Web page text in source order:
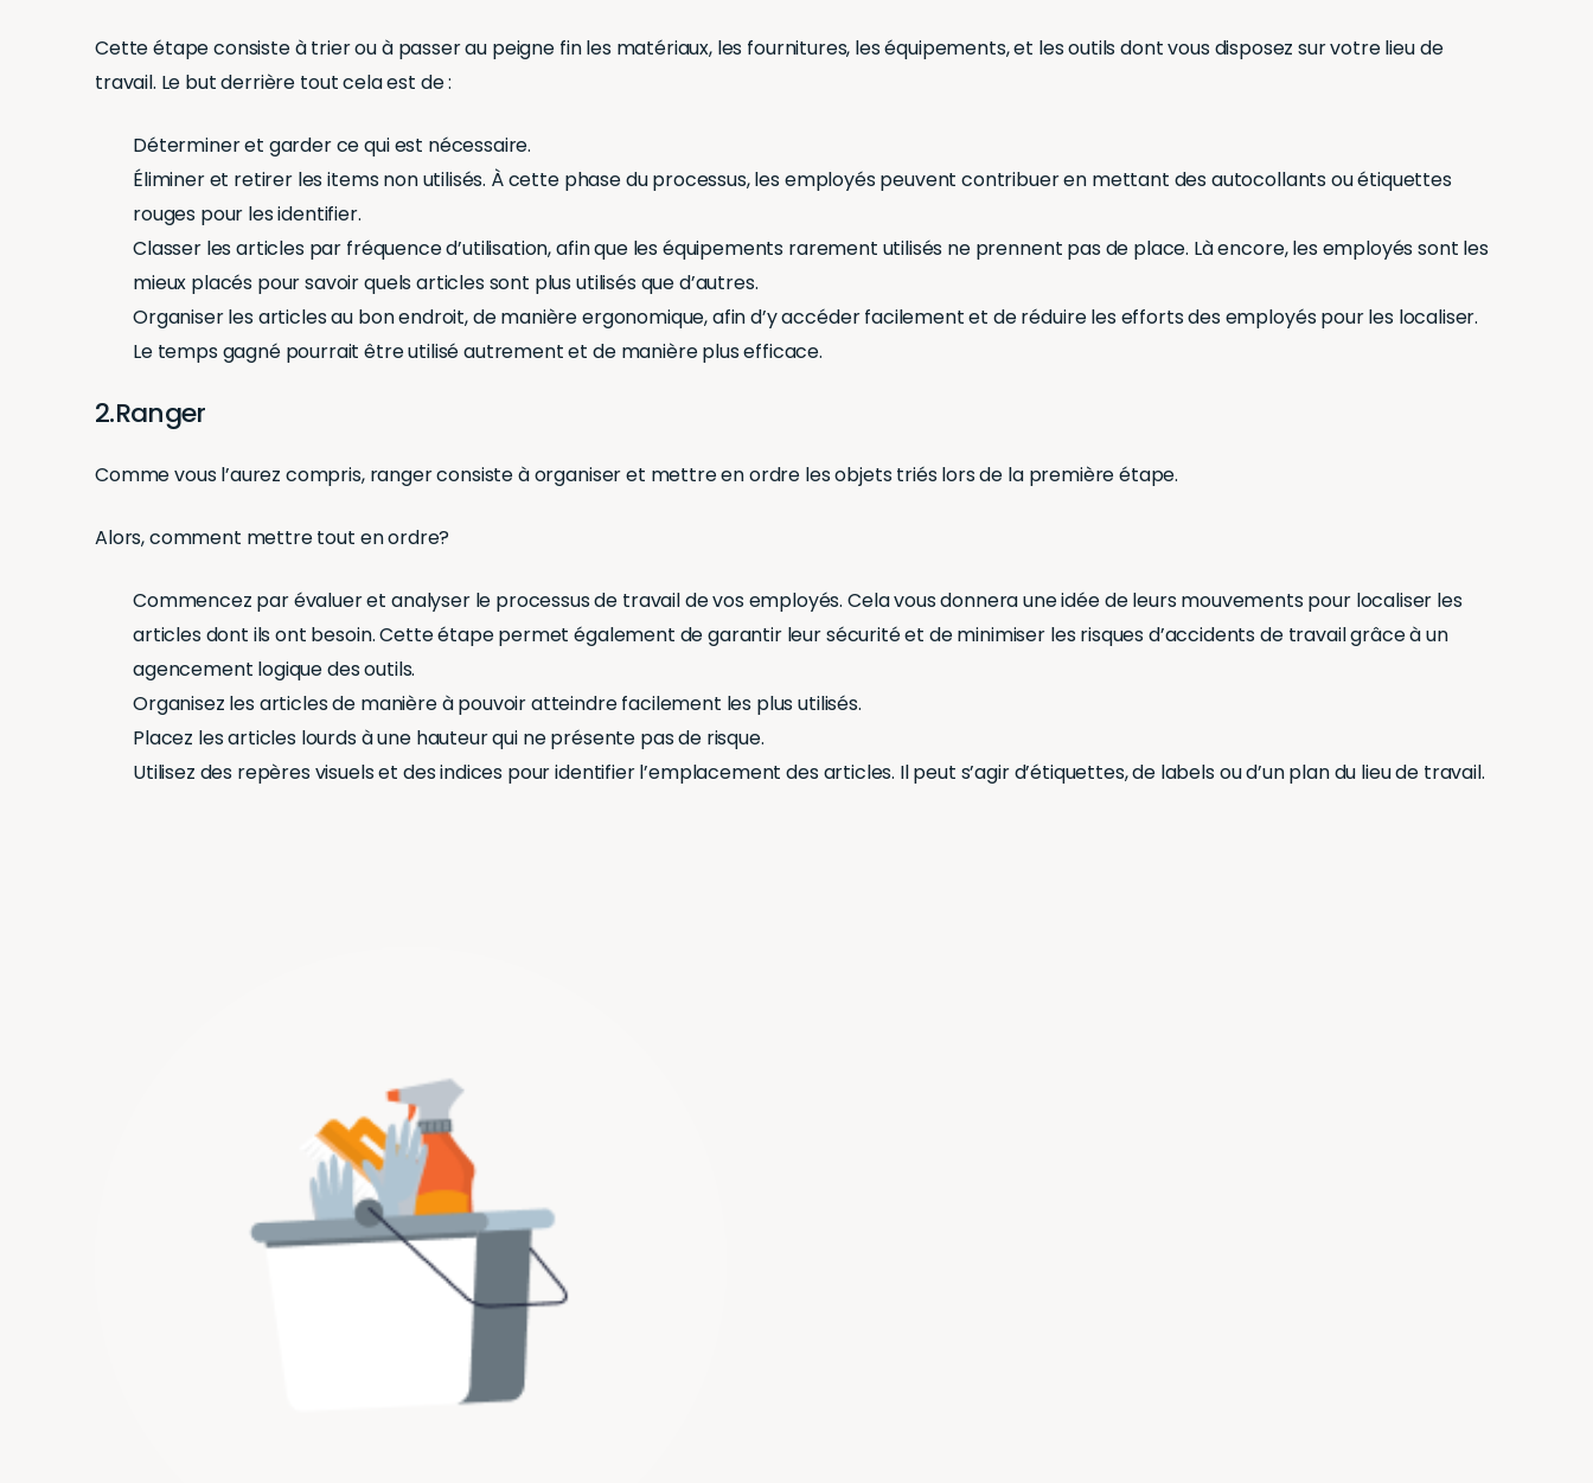
Cette étape consiste à trier ou à passer au peigne fin les matériaux, les fournitures, les équipements, et les outils dont vous disposez sur votre lieu de
travail. Le but derrière tout cela est de :
Déterminer et garder ce qui est nécessaire.
Éliminer et retirer les items non utilisés. À cette phase du processus, les employés peuvent contribuer en mettant des autocollants ou étiquettes
rouges pour les identifier.
Classer les articles par fréquence d’utilisation, afin que les équipements rarement utilisés ne prennent pas de place. Là encore, les employés sont les
mieux placés pour savoir quels articles sont plus utilisés que d’autres.
Organiser les articles au bon endroit, de manière ergonomique, afin d’y accéder facilement et de réduire les efforts des employés pour les localiser.
Le temps gagné pourrait être utilisé autrement et de manière plus efficace.
2.Ranger
Comme vous l’aurez compris, ranger consiste à organiser et mettre en ordre les objets triés lors de la première étape.
Alors, comment mettre tout en ordre?
Commencez par évaluer et analyser le processus de travail de vos employés. Cela vous donnera une idée de leurs mouvements pour localiser les
articles dont ils ont besoin. Cette étape permet également de garantir leur sécurité et de minimiser les risques d’accidents de travail grâce à un
agencement logique des outils.
Organisez les articles de manière à pouvoir atteindre facilement les plus utilisés.
Placez les articles lourds à une hauteur qui ne présente pas de risque.
Utilisez des repères visuels et des indices pour identifier l’emplacement des articles. Il peut s’agir d’étiquettes, de labels ou d’un plan du lieu de travail.